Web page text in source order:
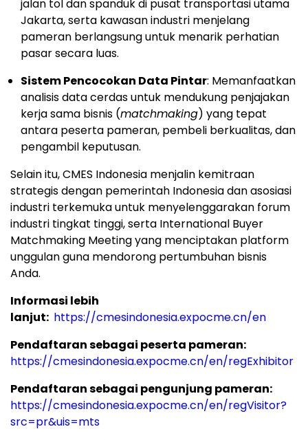
jalan tol dan spanduk di pusat transportasi utama
Jakarta, serta kawasan industri menjelang
pameran berlangsung untuk menarik perhatian
pasar secara luas.
Sistem Pencocokan Data Pintar: Memanfaatkan
analisis data cerdas untuk mendukung penjajakan
kerja sama bisnis (matchmaking) yang tepat
antara peserta pameran, pembeli berkualitas, dan
pengambil keputusan.
Selain itu, CMES Indonesia menjalin kemitraan
strategis dengan pemerintah Indonesia dan asosiasi
industri terkemuka untuk menyelenggarakan forum
industri tingkat tinggi, serta International Buyer
Matchmaking Meeting yang menciptakan platform
unggulan guna mendorong pertumbuhan bisnis
Anda.
Informasi lebih
lanjut: https://cmesindonesia.expocme.cn/en
Pendaftaransebagai peserta pameran:
https://cmesindonesia.expocme.cn/en/regExhibitor
Pendaftaransebagai pengunjung pameran:
https://cmesindonesia.expocme.cn/en/regVisitor?
src=pr&uis=mts